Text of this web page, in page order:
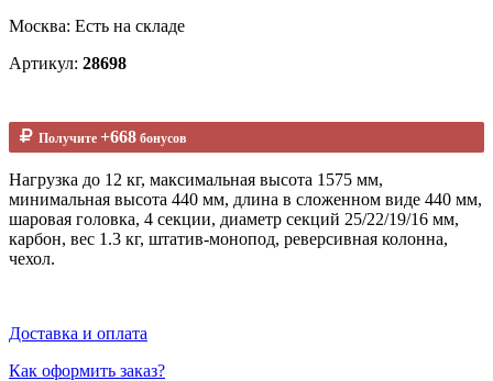
Москва: Есть на складе
Артикул: 28698
Получите +668 бонусов
Нагрузка до 12 кг, максимальная высота 1575 мм,
минимальная высота 440 мм, длина в сложенном виде 440 мм,
шаровая головка, 4 секции, диаметр секций 25/22/19/16 мм,
карбон, вес 1.3 кг, штатив-монопод, реверсивная колонна,
чехол.
Доставка и оплата
Как оформить заказ?